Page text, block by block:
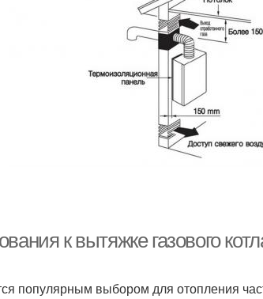
к вытяжке газового
популярным выбором для отопления